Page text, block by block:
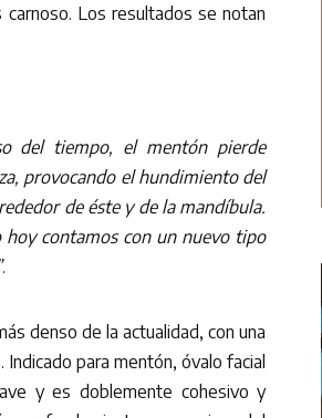
carnoso. Los resultados se notan
del tiempo, el mentón pierde
provocando el hundimiento del
de éste y de la mandíbula.
hoy contamos con un nuevo tipo
.
denso de la actualidad, con una
para mentón, óvalo facial
y es doblemente cohesivo y